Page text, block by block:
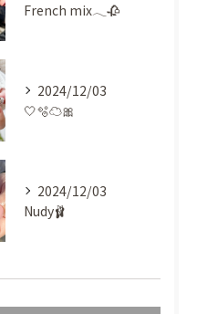
French mix𓂃🥀
2024/12/03
🤍🫧‪☁️🎀
2024/12/03
Nudy🩰